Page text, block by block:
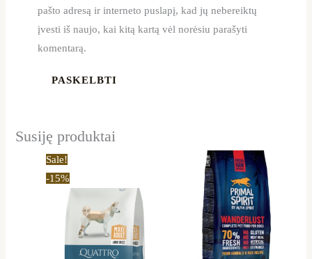
pašto adresą ir interneto puslapį, kad jų nebereiktų
įvesti iš naujo, kai kitą kartą vėl norėsiu parašyti
komentarą.
Susiję produktai
Sale!
-15%
through
33,99 €
multiple
variants.
The